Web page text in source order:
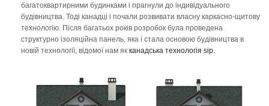
багатоквартирними будинками і прагнули до індивідуального
будівництва. Тоді канадці і почали розвивати власну каркасно-щитову
технологію. Після багатьох років розробок була проведена
структурно ізоляційна панель, яка і стала основою будівництва в
новій технології, відомої нам як канадська технологія sip.